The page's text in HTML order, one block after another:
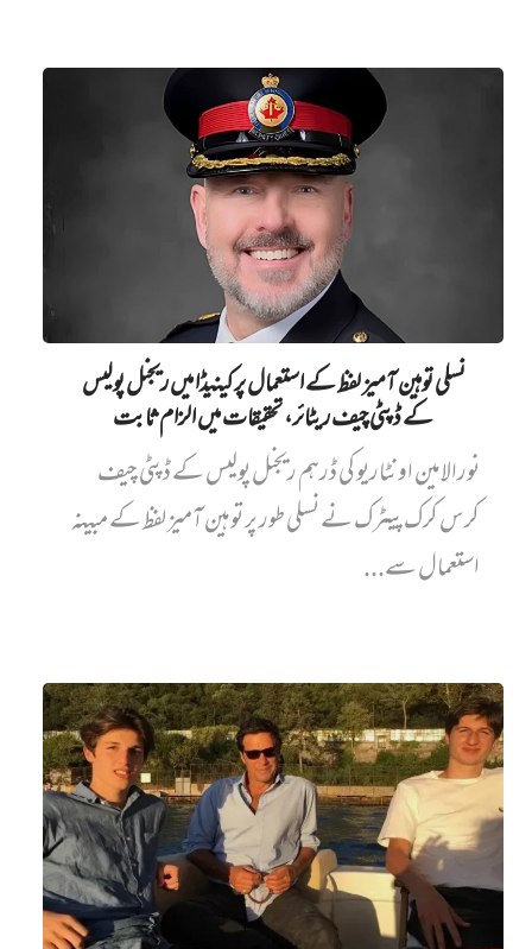
نسلی توہین آمیز لفظ کے استعمال پر کینیڈا میں ریجنل پولیس
کے ڈپٹی چیف ریٹائر، تحقیقات میں الزام ثابت
نورالامین اونٹاریو کی ڈرہم ریجنل پولیس کے ڈپٹی چیف
کرس کرک پیٹرک نے نسلی طور پر توہین آمیز لفظ کے مبینہ
استعمال سے...